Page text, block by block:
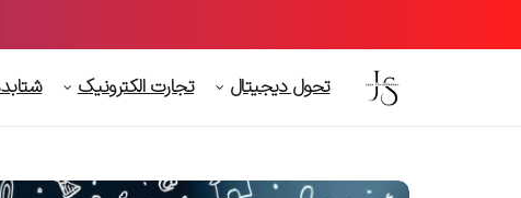
تحول دیجیتال تجارت الکترونیک